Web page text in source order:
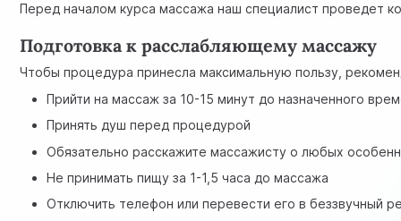
Перед началом курса массажа наш специалист проведет
Подготовка к расслабляющему массажу
Чтобы процедура принесла максимальную пользу,
Прийти на массаж за 10-15 минут до назначенного
Принять душ перед процедурой
Обязательно расскажите массажисту о любых
Не принимать пищу за 1-1,5 часа до массажа
Отключить телефон или перевести его в беззвучный